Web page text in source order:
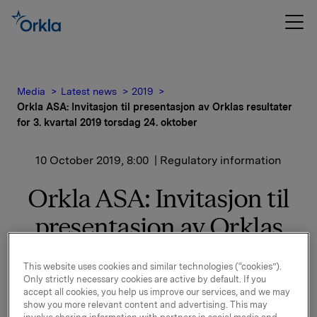
Media Latest news
2019
Orkla ASA: Invitasjon til presentasjon av Orklas resultater
for 3. kvartal 2019 torsdag 24. oktober
10 October 2019, 8:00 | Regulatory information
Orkla ASA: Invitasjon til
presentasjon av Orklas
resultater for 3. kvartal
2019 torsdag 24. oktober
This website uses cookies and similar technologies (“cookies”).
Only strictly necessary cookies are active by default. If you
accept all cookies, you help us improve our services, and we may
show you more relevant content and advertising. This may